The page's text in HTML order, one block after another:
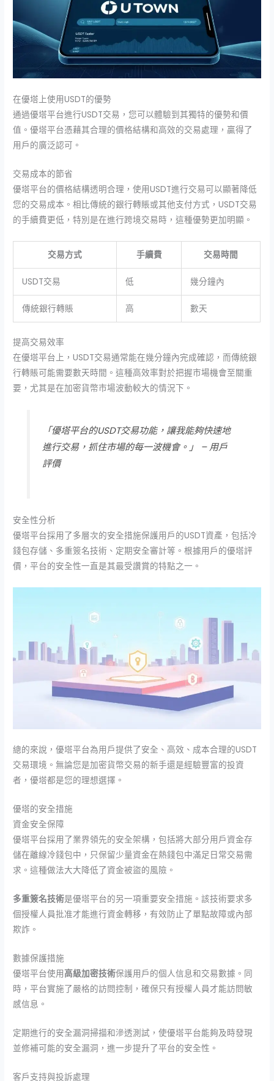
在優塔上使用USDT的優勢
通過優塔平台進行USDT交易，您可以體驗到其獨特的優勢和價
值。優塔平台憑藉其合理的價格結構和高效的交易處理，贏得了
用戶的廣泛認可。
交易成本的節省
優塔平台的價格結構透明合理，使用USDT進行交易可以顯著降低
您的交易成本。相比傳統的銀行轉賬或其他支付方式，USDT交易
的手續費更低，特別是在進行跨境交易時，這種優勢更加明顯。
交易方式 手續費 交易時間
USDT交易 低 幾分鐘內
傳統銀行轉賬 高 數天
提高交易效率
在優塔平台上，USDT交易通常能在幾分鐘內完成確認，而傳統銀
行轉賬可能需要數天時間。這種高效率對於把握市場機會至關重
要，尤其是在加密貨幣市場波動較大的情況下。
「優塔平台的USDT交易功能，讓我能夠快速地
進行交易，抓住市場的每一波機會。」 – 用戶
評價
安全性分析
優塔平台採用了多層次的安全措施保護用戶的USDT資產，包括冷
錢包存儲、多重簽名技術、定期安全審計等。根據用戶的優塔評
價，平台的安全性一直是其最受讚賞的特點之一。
總的來說，優塔平台為用戶提供了安全、高效、成本合理的USDT
交易環境。無論您是加密貨幣交易的新手還是經驗豐富的投資
者，優塔都是您的理想選擇。
優塔的安全措施
資金安全保障
優塔平台採用了業界領先的安全架構，包括將大部分用戶資金存
儲在離線冷錢包中，只保留少量資金在熱錢包中滿足日常交易需
求。這種做法大大降低了資金被盜的風險。
多重簽名技術是優塔平台的另一項重要安全措施。該技術要求多
個授權人員批准才能進行資金轉移，有效防止了單點故障或內部
欺詐。
數據保護措施
優塔平台使用高級加密技術保護用戶的個人信息和交易數據。同
時，平台實施了嚴格的訪問控制，確保只有授權人員才能訪問敏
感信息。
定期進行的安全漏洞掃描和滲透測試，使優塔平台能夠及時發現
並修補可能的安全漏洞，進一步提升了平台的安全性。
客戶支持與投訴處理